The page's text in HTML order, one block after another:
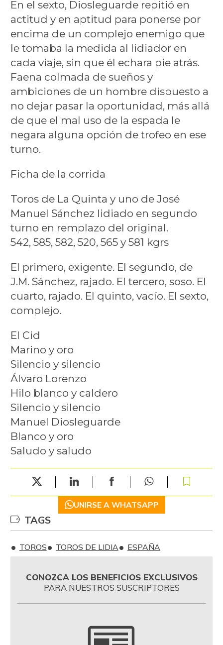
En el sexto, Diosleguarde repitió en
actitud y en aptitud para ponerse por
encima de un complejo enemigo que
le tomaba la medida al lidiador en
cada viaje, sin que él echara pie atrás.
Faena colmada de sueños y
ambiciones de un hombre dispuesto a
no dejar pasar la oportunidad, más allá
de que el mal uso de la espada le
negara alguna opción de trofeo en ese
turno.
Ficha de la corrida
Toros de La Quinta y uno de José
Manuel Sánchez lidiado en segundo
turno en remplazo del original.
542, 585, 582, 520, 565 y 581 kgrs
El primero, exigente. El segundo, de
J.M. Sánchez, rajado. El tercero, soso. El
cuarto, rajado. El quinto, vacío. El sexto,
complejo.
El Cid
Marino y oro
Silencio y silencio
Álvaro Lorenzo
Hilo blanco y caldero
Silencio y silencio
Manuel Diosleguarde
Blanco y oro
Saludo y saludo
UNIRSE A WHATSAPP
TAGS
TOROS TOROS DE LIDIA ESPAÑA
CONOZCA LOS BENEFICIOS EXCLUSIVOS
PARA NUESTROS SUSCRIPTORES